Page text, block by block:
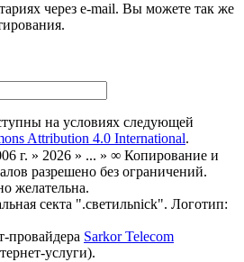
через e-mail. Вы можете так же
на условиях следующей
Attribution 4.0 International.
г. » 2026 » ... » ∞ Копирование и
разрешено без ограничений.
желательна.
секта ".светильnick". Логотип:
провайдера Sarkor Telecom
услуги).